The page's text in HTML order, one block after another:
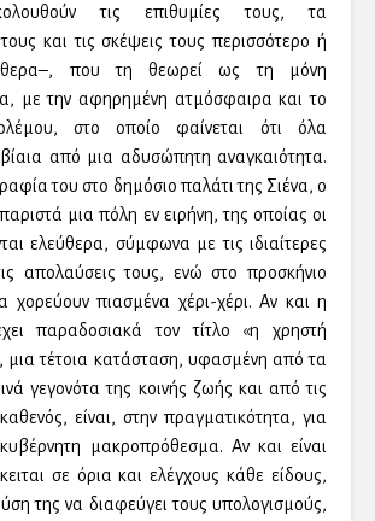
τις επιθυμίες τους, τα
και τις σκέψεις τους περισσότερο ή
που τη θεωρεί ως τη μόνη
με την αφηρημένη ατμόσφαιρα και το
στο οποίο φαίνεται ότι όλα
από μια αδυσώπητη αναγκαιότητα.
του στο δημόσιο παλάτι της Σιένα, ο
μια πόλη εν ειρήνη, της οποίας οι
ελεύθερα, σύμφωνα με τις ιδιαίτερες
απολαύσεις τους, ενώ στο προσκήνιο
χορεύουν πιασμένα χέρι-χέρι. Αν και η
παραδοσιακά τον τίτλο «η χρηστή
μια τέτοια κατάσταση, υφασμένη από τα
γεγονότα της κοινής ζωής και από τις
είναι, στην πραγματικότητα, για
μακροπρόθεσμα. Αν και είναι
σε όρια και ελέγχους κάθε είδους,
της να διαφεύγει τους υπολογισμούς,